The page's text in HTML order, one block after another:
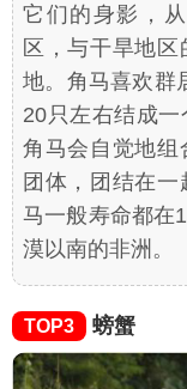
它们的身影，
区，与干旱地
地。角马喜欢群
20只左右结成一
角马会自觉地组
团体，团结在
马一般寿命都在
漠以南的非洲。
TOP3 螃蟹